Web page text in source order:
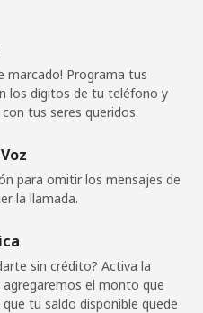
665 min por ⁦$10⁩
416 min por ⁦$10⁩
32 min por ⁦$10⁩
marcado! Programa tus
los dígitos de tu teléfono y
tus seres queridos.
para omitir los mensajes de
la llamada.
sin crédito? Activa la
el monto que
tu saldo disponible quede